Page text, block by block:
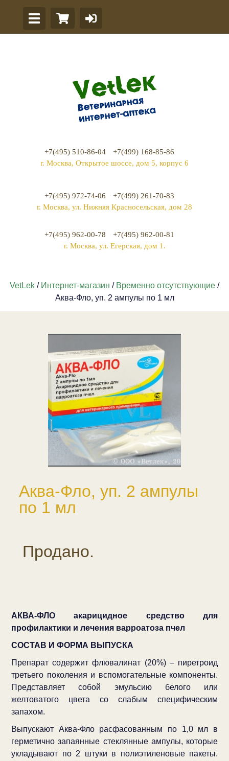
+7(495) 510-86-04
+7(499) 168-85-86
г. Москва, Открытое шоссе, дом 5, корпус 6
+7(495) 972-74-06
+7(499) 261-70-83
г. Москва, ул. Нижняя Красносельская, дом 28
+7(495) 962-00-78
+7(495) 962-00-81
г. Москва, ул. Егерская, дом 1.
VetLek / Интернет-магазин / Временно отсутствующие /
Аква-Фло, уп. 2 ампулы по 1 мл
Аква-Фло, уп. 2 ампулы
по 1 мл
Продано.
АКВА-ФЛО акарицидное средство для
профилактики и лечения варроатоза пчел
СОСТАВ И ФОРМА ВЫПУСКА
Препарат содержит флювалинат (20%) – пиретроид
третьего поколения и вспомогательные компоненты.
Представляет собой эмульсию белого или
желтоватого цвета со слабым специфическим
запахом.
Выпускают Аква-Фло расфасованным по 1,0 мл в
герметично запаянные стеклянные ампулы, которые
укладывают по 2 штуки в полиэтиленовые пакеты.